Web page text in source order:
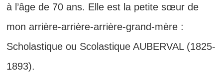
à l’âge de 70 ans. Elle est la petite sœur de
mon arrière-arrière-arrière-grand-mère :
Scholastique ou Scolastique AUBERVAL (1825-
1893).